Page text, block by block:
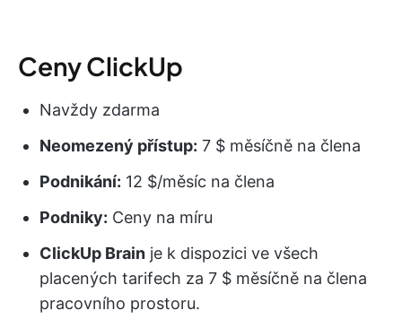
Ceny ClickUp
Navždy zdarma
Neomezený přístup: 7 $ měsíčně na člena
Podnikání: 12 $/měsíc na člena
Podniky: Ceny na míru
ClickUp Brain je k dispozici ve všech
placených tarifech za 7 $ měsíčně na člena
pracovního prostoru.